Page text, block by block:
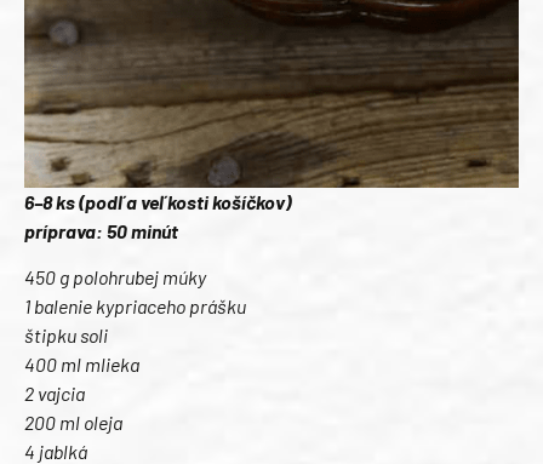
6–8 ks (podľa veľkosti košíčkov)
príprava: 50 minút
450 g polohrubej múky
1 balenie kypriaceho prášku
štipku soli
400 ml mlieka
2 vajcia
200 ml oleja
4 jablká